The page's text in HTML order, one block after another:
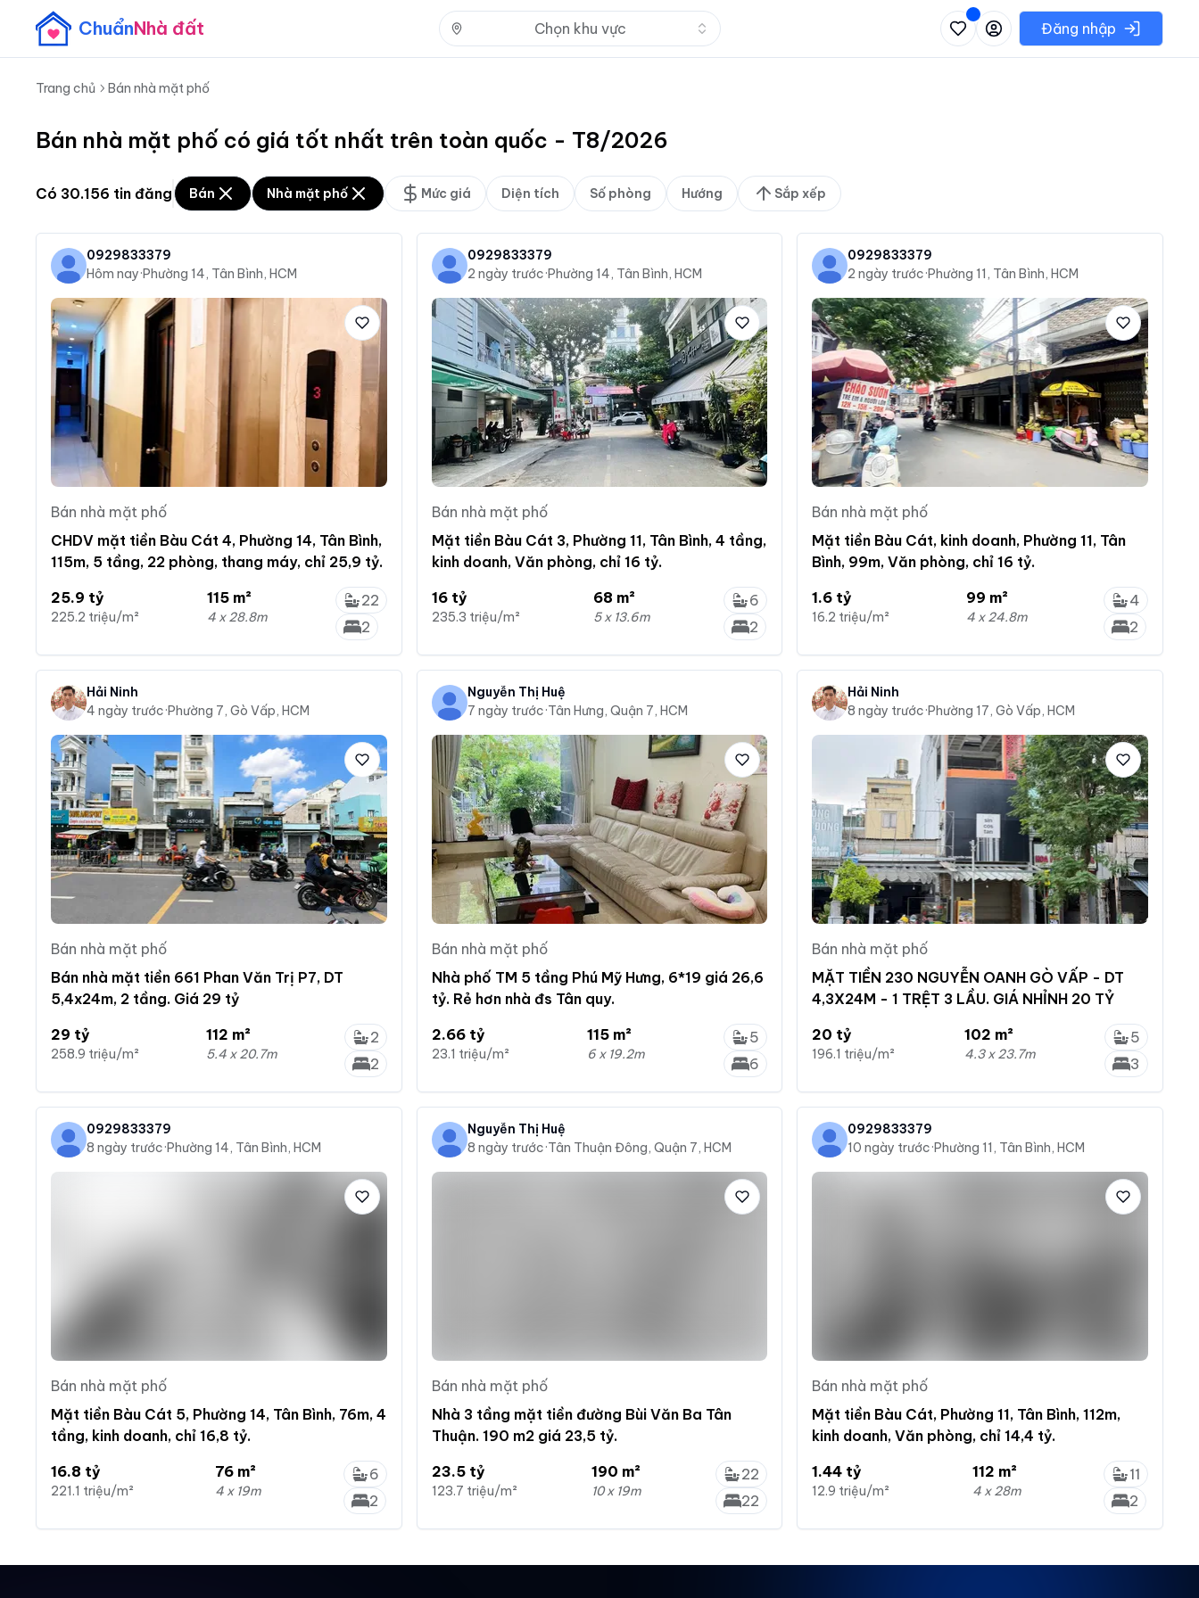
ChuẩnNhà đất Chọn khu vực Nhấn để mở danh sách các khu vực có thể chọnĐăng nhập
Trang chủ Bán nhà mặt phố
Bán nhà mặt phố có giá tốt nhất trên toàn quốc - T8/2026
Có 30.156 tin đăng Bán Nhà mặt phố Mức giá Diện tích Số phòng Hướng Sắp xếp
0929833379
Hôm nay·Phường 14, Tân Bình, HCM
Bán nhà mặt phố
CHDV mặt tiền Bàu Cát 4, Phường 14, Tân Bình,
115m, 5 tầng, 22 phòng, thang máy, chỉ 25,9 tỷ.
25.9 tỷ
225.2 triệu/m²
115 m²
4 x 28.8m
22
2
0929833379
2 ngày trước·Phường 14, Tân Bình, HCM
Bán nhà mặt phố
Mặt tiền Bàu Cát 3, Phường 11, Tân Bình, 4 tầng,
kinh doanh, Văn phòng, chỉ 16 tỷ.
16 tỷ
235.3 triệu/m²
68 m²
5 x 13.6m
6
2
0929833379
2 ngày trước·Phường 11, Tân Bình, HCM
Bán nhà mặt phố
Mặt tiền Bàu Cát, kinh doanh, Phường 11, Tân
Bình, 99m, Văn phòng, chỉ 16 tỷ.
1.6 tỷ
16.2 triệu/m²
99 m²
4 x 24.8m
4
2
Hải Ninh
4 ngày trước·Phường 7, Gò Vấp, HCM
Bán nhà mặt phố
Bán nhà mặt tiền 661 Phan Văn Trị P7, DT
5,4x24m, 2 tầng. Giá 29 tỷ
29 tỷ
258.9 triệu/m²
112 m²
5.4 x 20.7m
2
2
Nguyễn Thị Huệ
7 ngày trước·Tân Hưng, Quận 7, HCM
Bán nhà mặt phố
Nhà phố TM 5 tầng Phú Mỹ Hưng, 6*19 giá 26,6
tỷ. Rẻ hơn nhà đs Tân quy.
2.66 tỷ
23.1 triệu/m²
115 m²
6 x 19.2m
5
6
Hải Ninh
8 ngày trước·Phường 17, Gò Vấp, HCM
Bán nhà mặt phố
MẶT TIỀN 230 NGUYỄN OANH GÒ VẤP - DT
4,3X24M - 1 TRỆT 3 LẦU. GIÁ NHỈNH 20 TỶ
20 tỷ
196.1 triệu/m²
102 m²
4.3 x 23.7m
5
3
0929833379
8 ngày trước·Phường 14, Tân Bình, HCM
Bán nhà mặt phố
Mặt tiền Bàu Cát 5, Phường 14, Tân Bình, 76m, 4
tầng, kinh doanh, chỉ 16,8 tỷ.
16.8 tỷ
221.1 triệu/m²
76 m²
4 x 19m
6
2
Nguyễn Thị Huệ
8 ngày trước·Tân Thuận Đông, Quận 7, HCM
Bán nhà mặt phố
Nhà 3 tầng mặt tiền đường Bùi Văn Ba Tân
Thuận. 190 m2 giá 23,5 tỷ.
23.5 tỷ
123.7 triệu/m²
190 m²
10 x 19m
22
22
0929833379
10 ngày trước·Phường 11, Tân Bình, HCM
Bán nhà mặt phố
Mặt tiền Bàu Cát, Phường 11, Tân Bình, 112m,
kinh doanh, Văn phòng, chỉ 14,4 tỷ.
1.44 tỷ
12.9 triệu/m²
112 m²
4 x 28m
11
2